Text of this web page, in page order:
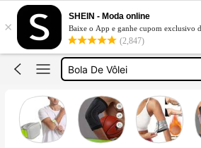
×
SHEIN - Moda online
Baixe o App e ganhe cupom exclusivo
(2,847)
Manguito Masculino
Vôlei
Manguito Vôlei
Bola De Vôlei
Manguito Masculino
Vôlei